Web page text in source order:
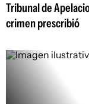
Tribunal de
crimen prescribió